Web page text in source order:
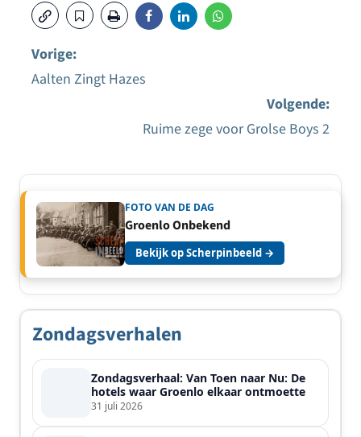
Bericht
Vorige:
Aalten Zingt Hazes
Volgende:
Ruime zege voor Grolse Boys 2
FOTO VAN DE DAG
Groenlo Onbekend
Bekijk op Scherpinbeeld →
Zondagsverhalen
Zondagsverhaal: Van Toen naar Nu: De
hotels waar Groenlo elkaar ontmoette
31 juli 2026